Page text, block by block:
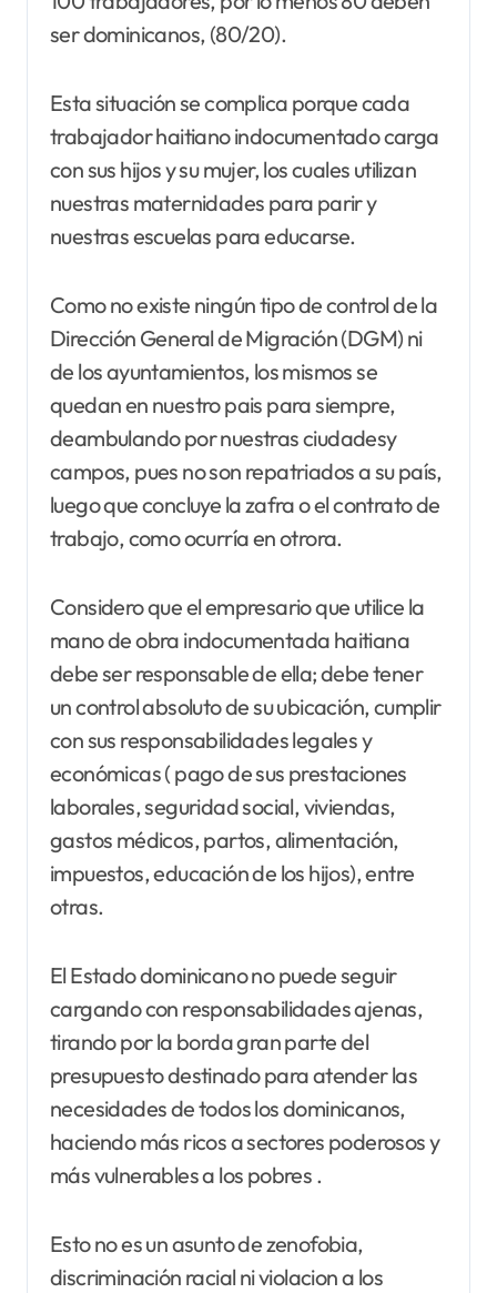
ser dominicanos, (80/20).
Esta situación se complica porque cada
trabajador haitiano indocumentado carga
con sus hijos y su mujer, los cuales utilizan
nuestras maternidades para parir y
nuestras escuelas para educarse.
Como no existe ningún tipo de control de la
Dirección General de Migración (DGM) ni
de los ayuntamientos, los mismos se
quedan en nuestro pais para siempre,
deambulando por nuestras ciudadesy
campos, pues no son repatriados a su país,
luego que concluye la zafra o el contrato de
trabajo, como ocurría en otrora.
Considero que el empresario que utilice la
mano de obra indocumentada haitiana
debe ser responsable de ella; debe tener
un control absoluto de su ubicación, cumplir
con sus responsabilidades legales y
económicas ( pago de sus prestaciones
laborales, seguridad social, viviendas,
gastos médicos, partos, alimentación,
impuestos, educación de los hijos), entre
otras.
El Estado dominicano no puede seguir
cargando con responsabilidades ajenas,
tirando por la borda gran parte del
presupuesto destinado para atender las
necesidades de todos los dominicanos,
haciendo más ricos a sectores poderosos y
más vulnerables a los pobres .
Esto no es un asunto de zenofobia,
discriminación racial ni violacion a los